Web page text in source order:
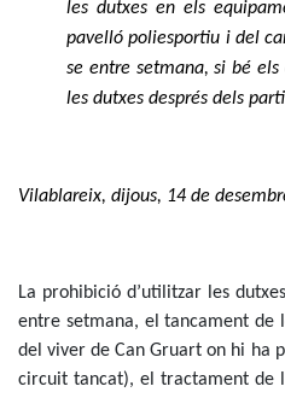
les dutxes en els
pavelló poliesportiu i del
se entre setmana, si bé
les dutxes després dels
Vilablareix, dijous, 14 de
La prohibició d’utilitzar les
entre setmana, el tancament de
del viver de Can Gruart on hi ha
circuit tancat), el tractament de